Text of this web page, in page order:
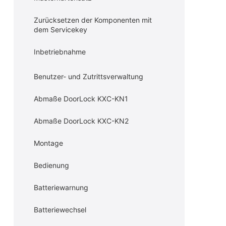
Zurücksetzen der Komponenten mit
dem Servicekey
Inbetriebnahme
Benutzer- und Zutrittsverwaltung
Abmaße DoorLock KXC-KN1
Abmaße DoorLock KXC-KN2
Montage
Bedienung
Batteriewarnung
Batteriewechsel